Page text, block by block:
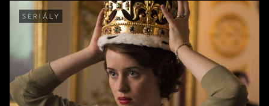
SERIÁLY